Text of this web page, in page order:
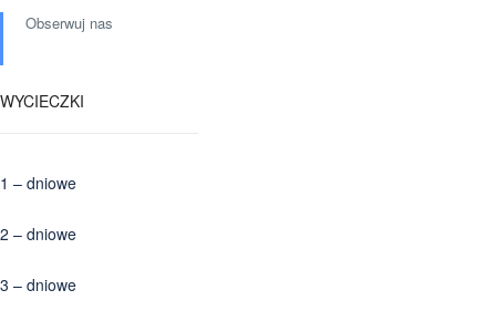
Obserwuj nas
WYCIECZKI
1 – dniowe
2 – dniowe
3 – dniowe